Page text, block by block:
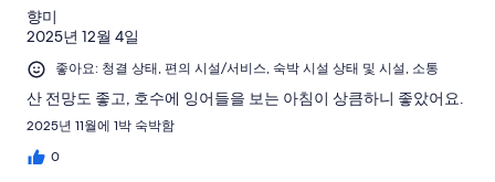
향미
2025년 12월 4일
좋아요: 청결 상태, 편의 시설/서비스, 숙박 시설 상태 및 시설, 소통
산 전망도 좋고, 호수에 잉어들을 보는 아침이 상큼하니 좋았어요.
2025년 11월에 1박 숙박함
0